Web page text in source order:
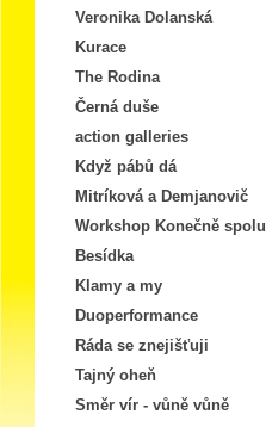
Veronika Dolanská
Kurace
The Rodina
Černá duše
action galleries
Když pábů dá
Mitríková a Demjanovič
Workshop Konečně spolu
Besídka
Klamy a my
Duoperformance
Ráda se znejišťuji
Tajný oheň
Směr vír - vůně vůně